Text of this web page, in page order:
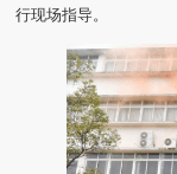
行现场指导。